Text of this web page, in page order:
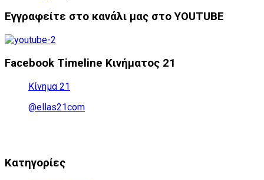
Εγγραφείτε στο κανάλι μας στο YOUTUBE
Facebook Timeline Κινήματος 21
Κίνημα 21
@ellas21com
Kατηγορίες